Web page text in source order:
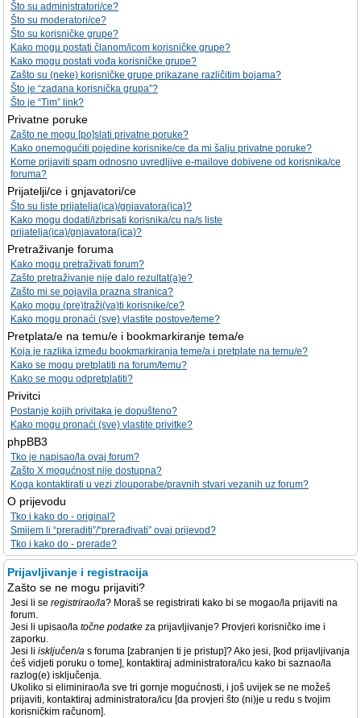
Što su administratori/ce?
Što su moderatori/ce?
Što su korisničke grupe?
Kako mogu postati članom/icom korisničke grupe?
Kako mogu postati vođa korisničke grupe?
Zašto su (neke) korisničke grupe prikazane različitim bojama?
Što je “zadana korisnička grupa”?
Što je “Tim” link?
Privatne poruke
Zašto ne mogu [po]slati privatne poruke?
Kako onemogućiti pojedine korisnike/ce da mi šalju privatne poruke?
Kome prijaviti spam odnosno uvredljive e-mailove dobivene od korisnika/ce
foruma?
Prijatelji/ce i gnjavatori/ce
Što su liste prijatelja(ica)/gnjavatora(ica)?
Kako mogu dodati/izbrisati korisnika/cu na/s liste
prijatelja(ica)/gnjavatora(ica)?
Pretraživanje foruma
Kako mogu pretraživati forum?
Zašto pretraživanje nije dalo rezultat(a)e?
Zašto mi se pojavila prazna stranica?
Kako mogu (pre)traži(va)ti korisnike/ce?
Kako mogu pronaći (sve) vlastite postove/teme?
Pretplata/e na temu/e i bookmarkiranje tema/e
Koja je razlika između bookmarkiranja teme/a i pretplate na temu/e?
Kako se mogu pretplatiti na forum/temu?
Kako se mogu odpretplatiti?
Privitci
Postanje kojih privitaka je dopušteno?
Kako mogu pronaći (sve) vlastite privitke?
phpBB3
Tko je napisao/la ovaj forum?
Zašto X mogućnost nije dostupna?
Koga kontaktirati u vezi zlouporabe/pravnih stvari vezanih uz forum?
O prijevodu
Tko i kako do - original?
Smijem li “preraditi”/“prerađivati” ovaj prijevod?
Tko i kako do - prerade?
Prijavljivanje i registracija
Zašto se ne mogu prijaviti?
Jesi li se registrirao/la? Moraš se registrirati kako bi se mogao/la prijaviti na
forum.
Jesi li upisao/la točne podatke za prijavljivanje? Provjeri korisničko ime i
zaporku.
Jesi li isključen/a s foruma [zabranjen ti je pristup]? Ako jesi, [kod prijavljivanja
ćeš vidjeti poruku o tome], kontaktiraj administratora/icu kako bi saznao/la
razlog(e) isključenja.
Ukoliko si eliminirao/la sve tri gornje mogućnosti, i još uvijek se ne možeš
prijaviti, kontaktiraj administratora/icu [da provjeri što (ni)je u redu s tvojim
korisničkim računom].